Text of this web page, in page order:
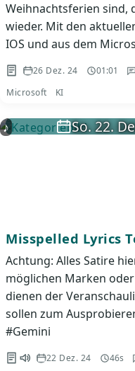
Weihnachtsferien sind,
wieder. Mit den
IOS und aus dem
26 Dez. 24 01:01
Microsoft
KI
So. 22.
Misspelled Lyrics
Achtung: Alles Satire
möglichen Marken
dienen der
sollen zum
#Gemini
22 Dez. 24 46s